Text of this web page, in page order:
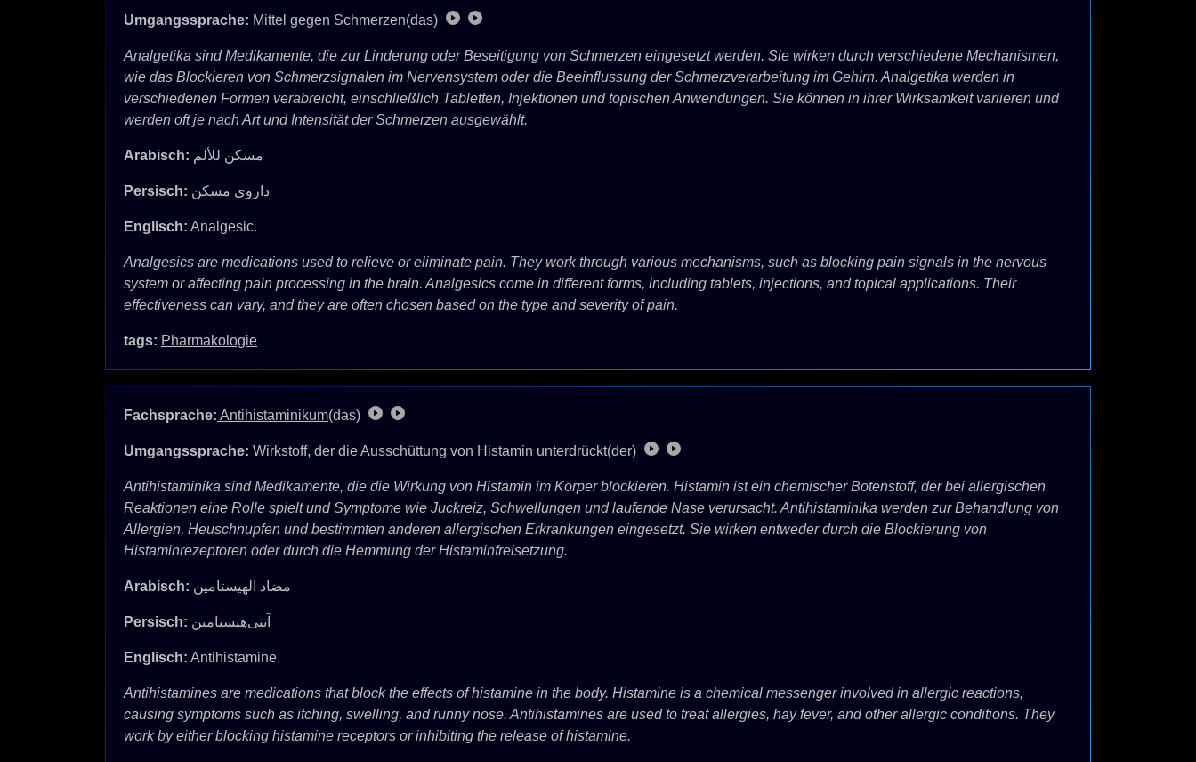
Umgangssprache: Mittel gegen Schmerzen(das)
Analgetika sind Medikamente, die zur Linderung oder Beseitigung von Schmerzen eingesetzt werden. Sie wirken durch verschiedene Mechanismen,
wie das Blockieren von Schmerzsignalen im Nervensystem oder die Beeinflussung der Schmerzverarbeitung im Gehirn. Analgetika werden in
verschiedenen Formen verabreicht, einschließlich Tabletten, Injektionen und topischen Anwendungen. Sie können in ihrer Wirksamkeit variieren und
werden oft je nach Art und Intensität der Schmerzen ausgewählt.
Arabisch: مسكن للألم
Persisch: داروی مسکن
Englisch: Analgesic.
Analgesics are medications used to relieve or eliminate pain. They work through various mechanisms, such as blocking pain signals in the nervous
system or affecting pain processing in the brain. Analgesics come in different forms, including tablets, injections, and topical applications. Their
effectiveness can vary, and they are often chosen based on the type and severity of pain.
tags: Pharmakologie
Fachsprache: Antihistaminikum(das)
Umgangssprache: Wirkstoff, der die Ausschüttung von Histamin unterdrückt(der)
Antihistaminika sind Medikamente, die die Wirkung von Histamin im Körper blockieren. Histamin ist ein chemischer Botenstoff, der bei allergischen
Reaktionen eine Rolle spielt und Symptome wie Juckreiz, Schwellungen und laufende Nase verursacht. Antihistaminika werden zur Behandlung von
Allergien, Heuschnupfen und bestimmten anderen allergischen Erkrankungen eingesetzt. Sie wirken entweder durch die Blockierung von
Histaminrezeptoren oder durch die Hemmung der Histaminfreisetzung.
Arabisch: مضاد الهيستامين
Persisch: آنتی‌هیستامین
Englisch: Antihistamine.
Antihistamines are medications that block the effects of histamine in the body. Histamine is a chemical messenger involved in allergic reactions,
causing symptoms such as itching, swelling, and runny nose. Antihistamines are used to treat allergies, hay fever, and other allergic conditions. They
work by either blocking histamine receptors or inhibiting the release of histamine.